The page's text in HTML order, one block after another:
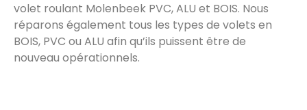
volet roulant Molenbeek PVC, ALU et BOIS. Nous
réparons également tous les types de volets en
BOIS, PVC ou ALU afin qu’ils puissent être de
nouveau opérationnels.